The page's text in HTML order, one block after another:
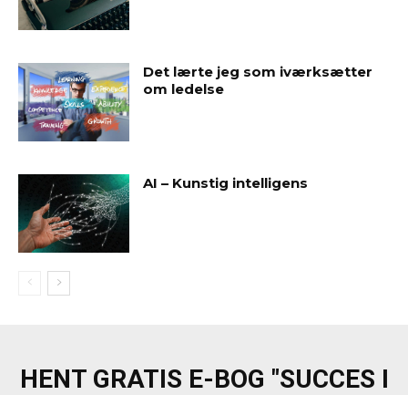
Det lærte jeg som iværksætter
om ledelse
AI – Kunstig intelligens
HENT GRATIS E-BOG "SUCCES I